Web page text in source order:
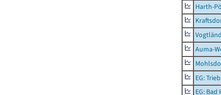
Harth-
Auma-
EG:
EG: